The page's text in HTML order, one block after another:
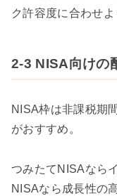
ク許容度に合わせよ
2-3 NISA向けの
NISA枠は非課税期
がおすすめ。
つみたてNISAなら
NISAなら成長性の